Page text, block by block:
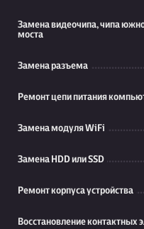
Замена видеочипа, чипа
моста
Замена разъема
Ремонт цепи питания
Замена модуля WiFi
Замена HDD или SSD
Ремонт корпуса устройства
Восстановление контактных